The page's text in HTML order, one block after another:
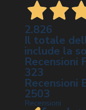
2.826
Il totale
include la
Recensioni
323
Recensioni
2503
Recensioni